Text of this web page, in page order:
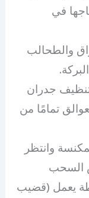
في
والطحالب
جدران
تمامًا من
وانتظر
السحب
يعمل (قضيب